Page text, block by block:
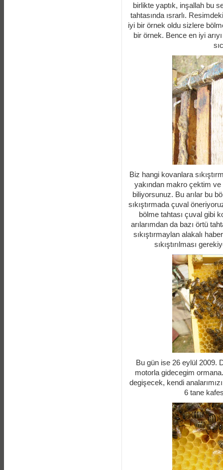
birlikte yaptık, inşallah bu
tahtasında ısrarlı.
iyi bir örnek oldu sizlere
bir örnek. Bence en iyi
Biz hangi kovanlara
yakından makro çektim
biliyorsunuz. Bu arılar bu
sıkıştırmada çuval
bölme tahtası çuval gibi
arılarımdan da bazı örtü
sıkıştırmaylan alakalı
sıkıştırılması
Bu gün ise 26 eylül 2009.
motorla gidecegim
degişecek, kendi
6 tane